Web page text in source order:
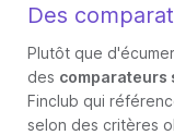
Des
Plutôt que
des comparateurs
Finclub qui
selon des critères